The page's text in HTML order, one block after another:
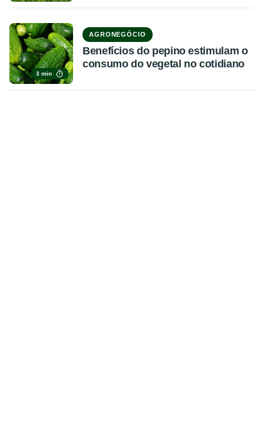
3 min
AGRONEGÓCIO
Benefícios do pepino estimulam o
consumo do vegetal no cotidiano